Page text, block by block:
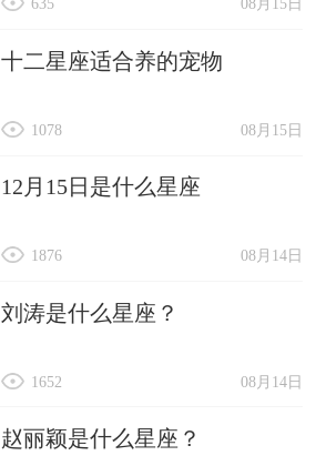
08月15日
635
十二星座适合养的宠物
08月15日
1078
12月15日是什么星座
08月14日
1876
刘涛是什么星座？
08月14日
1652
赵丽颖是什么星座？